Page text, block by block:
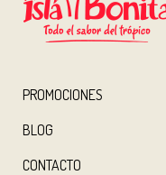
PROMOCIONES
BLOG
CONTACTO